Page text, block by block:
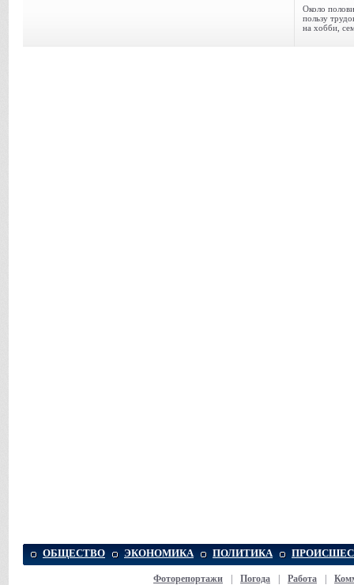
Около
пользу
на хобби,
ОБЩЕСТВО ЭКОНОМИКА ПОЛИТИКА
Фоторепортажи Погода Работа